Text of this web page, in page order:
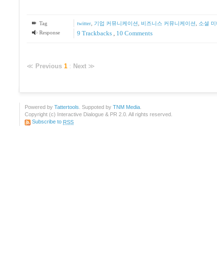
Tag twitter, 기업 커뮤니케이션 비즈니스 커뮤니케이션
소셜
Response
9 Trackbacks 10 Comments
≪ Previous 1 : Next ≫
Powered by Tattertools. Suppoted by TNM Media.
Copyright (c) Interactive Dialogue & PR 2.0. All rights reserved.
Subscribe to RSS